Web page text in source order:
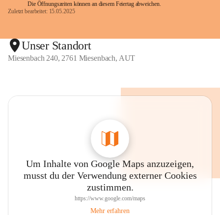
Die Öffnungszeiten können an diesem Feiertag abweichen.
Zuletzt bearbeitet: 15.05.2025
Unser Standort
Miesenbach 240, 2761 Miesenbach, AUT
Um Inhalte von Google Maps anzuzeigen,
musst du der Verwendung externer Cookies
zustimmen.
https://www.google.com/maps
Mehr erfahren